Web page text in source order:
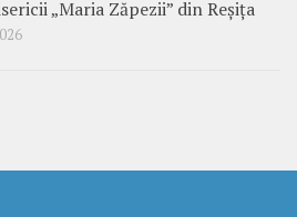
„Maria Zăpezii” din Reșița